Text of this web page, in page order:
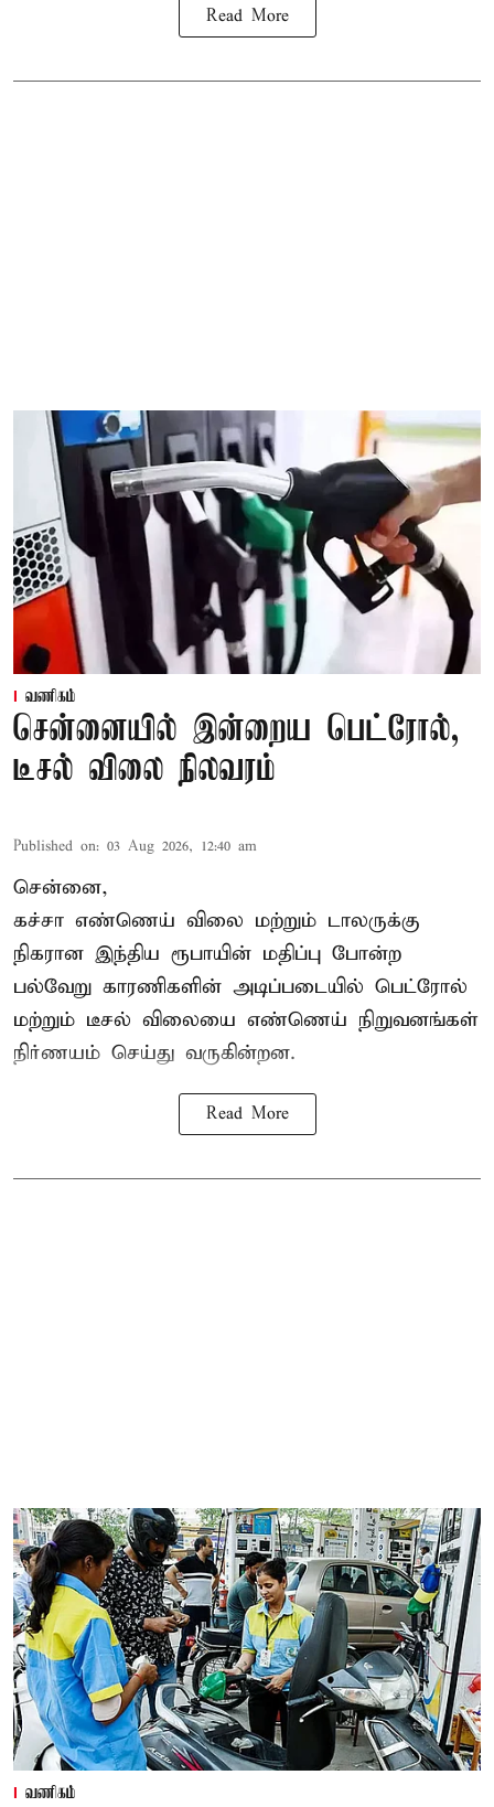
Read More
வணிகம்
சென்னையில் இன்றைய பெட்ரோல்,
டீசல் விலை நிலவரம்
Published on: 03 Aug 2026, 12:40 am
சென்னை,
கச்சா எண்ணெய் விலை மற்றும் டாலருக்கு
நிகரான இந்திய ரூபாயின் மதிப்பு போன்ற
பல்வேறு காரணிகளின் அடிப்படையில் பெட்ரோல்
மற்றும் டீசல் விலையை எண்ணெய் நிறுவனங்கள்
நிர்ணயம் செய்து வருகின்றன.
Read More
வணிகம்